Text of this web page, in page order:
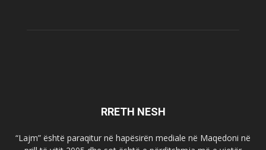
RRETH NESH
“Lajm” është paraqitur në hapësirën mediale në Maqedoni në